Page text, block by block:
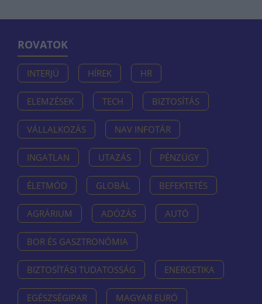
ROVATOK
INTERJÚ HÍREK HR
ELEMZÉSEK TECH BIZTOSÍTÁS
VÁLLALKOZÁS NAV INFOTÁR
INGATLAN UTAZÁS PÉNZÜGY
ÉLETMÓD GLOBÁL BEFEKTETÉS
AGRÁRIUM ADÓZÁS AUTÓ
BOR ÉS GASZTRONÓMIA
BIZTOSÍTÁSI TUDATOSSÁG ENERGETIKA
EGÉSZSÉGIPAR MAGYAR EURÓ